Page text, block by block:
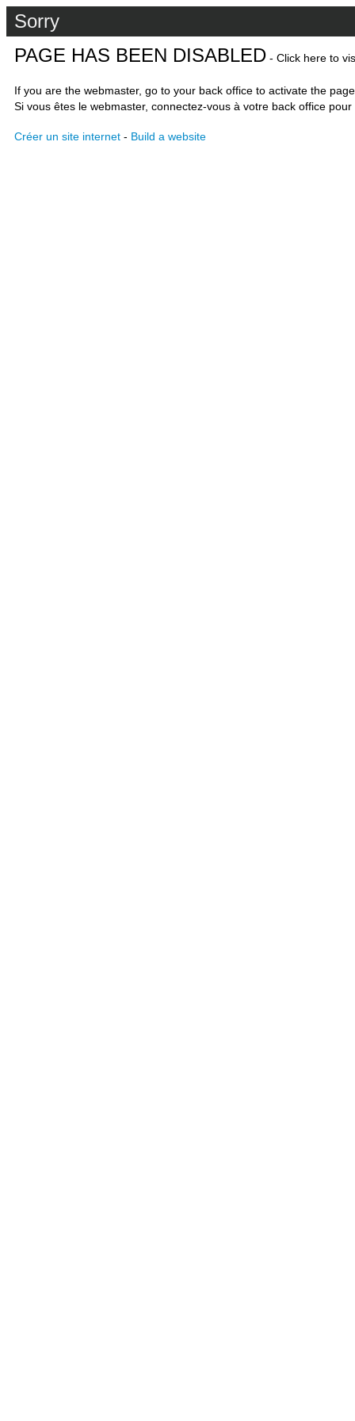
Sorry
PAGE HAS BEEN DISABLED - Click here to
If you are the webmaster, go to your back office to activate the
Si vous êtes le webmaster, connectez-vous à votre back office
Créer un site internet - Build a website